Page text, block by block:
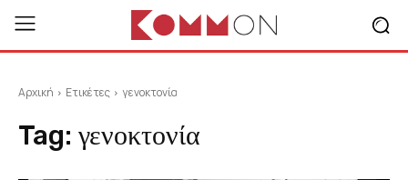
Αρχική Ετικέτες γενοκτονία
Tag: γενοκτονία